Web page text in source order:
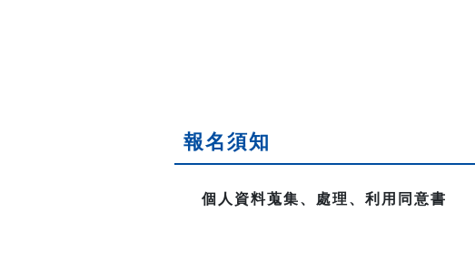
報名須知
個人資料蒐集、處理、利用同意書